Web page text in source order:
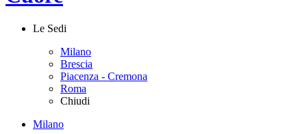
Le Sedi
Milano
Brescia
Piacenza - Cremona
Roma
Chiudi
Milano